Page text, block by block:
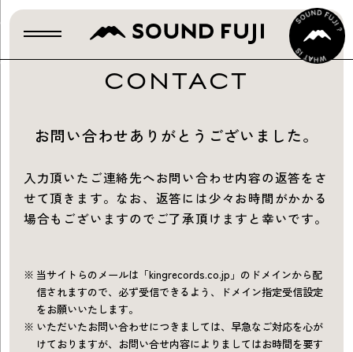
CONTACT
お問い合わせありがとうございました。
入力頂いたご連絡先へお問い合わせ内容の返答をさ
せて頂きます。 なお、返答には少々お時間がかかる
場合もございますのでご了承頂けますと幸いです。
当サイトらのメールは「kingrecords.co.jp」のドメインから配
信されますので、必ず受信できるよう、ドメイン指定受信設定
をお願いいたします。
いただいたお問い合わせにつきましては、早急なご対応を心が
けておりますが、お問い合せ内容によりましてはお時間を要す